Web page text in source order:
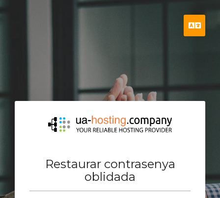
Restaurar contrasenya
oblidada